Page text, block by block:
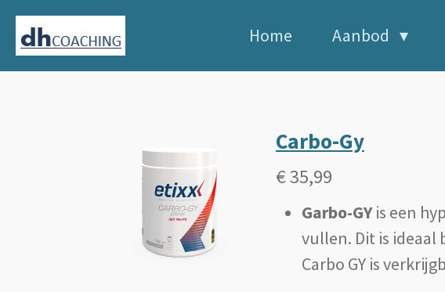
Ga
direct
naar
Home Aanbod
Carbo-Gy
€ 35,99
Garbo-GYis een
vullen. Dit is ideaal
Carbo GY is